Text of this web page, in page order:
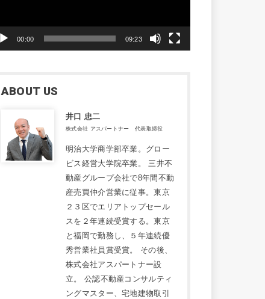
00:00 09:23
ABOUT US
井口 忠二
株式会社 アスパートナー 代表取締役
明治大学商学部卒業。グロー
ビス経営大学院卒業。 三井不
動産グループ会社で8年間不動
産売買仲介営業に従事。東京
２３区でエリアトップセール
スを２年連続受賞する。東京
と福岡で勤務し、５年連続優
秀営業社員賞受賞。 その後、
株式会社アスパートナー設
立。 公認不動産コンサルティ
ングマスター、宅地建物取引